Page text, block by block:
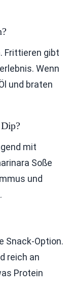
Frittieren gibt
Wenn
und braten
mit
Soße
und
Snack-Option.
reich an
Protein